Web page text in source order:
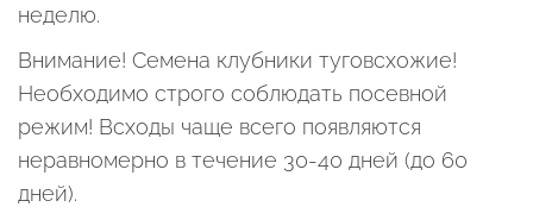
неделю.
Внимание! Семена клубники туговсхожие!
Необходимо строго соблюдать посевной
режим! Всходы чаще всего появляются
неравномерно в течение 30-40 дней (до 60
дней).